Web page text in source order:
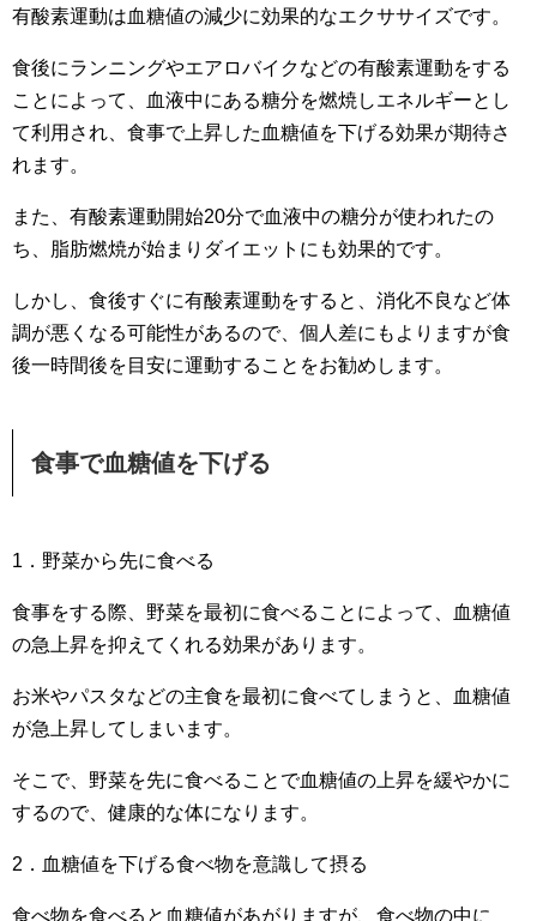
有酸素運動は血糖値の減少に効果的なエクササイズです。
食後にランニングやエアロバイクなどの有酸素運動をする
ことによって、血液中にある糖分を燃焼しエネルギーとし
て利用され、食事で上昇した血糖値を下げる効果が期待さ
れます。
また、有酸素運動開始20分で血液中の糖分が使われたの
ち、脂肪燃焼が始まりダイエットにも効果的です。
しかし、食後すぐに有酸素運動をすると、消化不良など体
調が悪くなる可能性があるので、個人差にもよりますが食
後一時間後を目安に運動することをお勧めします。
食事で血糖値を下げる
1．野菜から先に食べる
食事をする際、野菜を最初に食べることによって、血糖値
の急上昇を抑えてくれる効果があります。
お米やパスタなどの主食を最初に食べてしまうと、血糖値
が急上昇してしまいます。
そこで、野菜を先に食べることで血糖値の上昇を緩やかに
するので、健康的な体になります。
2．血糖値を下げる食べ物を意識して摂る
食べ物を食べると血糖値があがりますが、食べ物の中に